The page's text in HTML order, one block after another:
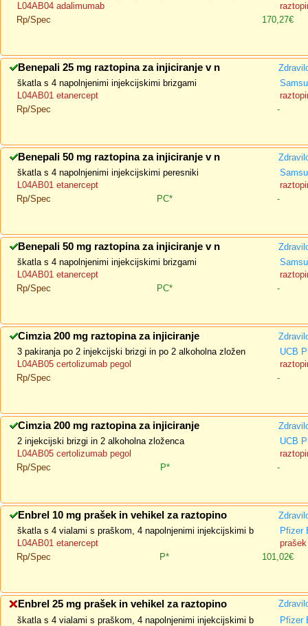
L04AB04 adalimumab
Rp/Spec
170,27€
Benepali 25 mg raztopina za injiciranje v n
škatla s 4 napolnjenimi injekcijskimi brizgami
L04AB01 etanercept
Rp/Spec
-
Benepali 50 mg raztopina za injiciranje v n
škatla s 4 napolnjenimi injekcijskimi peresniki
L04AB01 etanercept
Rp/Spec
PC* -
Benepali 50 mg raztopina za injiciranje v n
škatla s 4 napolnjenimi injekcijskimi brizgami
L04AB01 etanercept
Rp/Spec
PC* -
Cimzia 200 mg raztopina za injiciranje
3 pakiranja po 2 injekcijski brizgi in po 2 alkoholna zložen
UCB
L04AB05 certolizumab pegol
Rp/Spec
-
Cimzia 200 mg raztopina za injiciranje
2 injekcijski brizgi in 2 alkoholna zloženca
UCB
L04AB05 certolizumab pegol
Rp/Spec
P* -
Enbrel 10 mg prašek in vehikel za raztopino
škatla s 4 vialami s praškom, 4 napolnjenimi injekcijskimi b
Pfizer
L04AB01 etanercept
Rp/Spec
P* 101,02€
Enbrel 25 mg prašek in vehikel za raztopino
škatla s 4 vialami s praškom, 4 napolnjenimi injekcijskimi b
Pfizer